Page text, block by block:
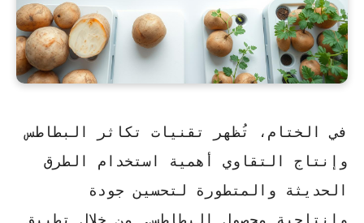
في الختام، تُظهر
تقنيات تكاثر البطاطس
وإنتاج التقاوي أهمية استخدام الطرق
الحديثة والمتطورة لتحسين جودة
وإنتاجية محصول البطاطس. من خلال تطبيق